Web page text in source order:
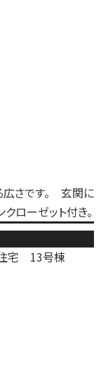
広さです。 玄関に
ローゼット付き。
宅 13号棟